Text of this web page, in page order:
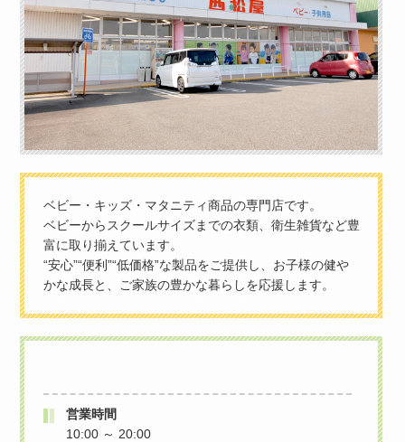
ベビー・キッズ・マタニティ商品の専門店です。
ベビーからスクールサイズまでの衣類、衛生雑貨など豊
富に取り揃えています。
“安心”“便利”“低価格”な製品をご提供し、お子様の健や
かな成長と、ご家族の豊かな暮らしを応援します。
営業時間
10:00 ～ 20:00